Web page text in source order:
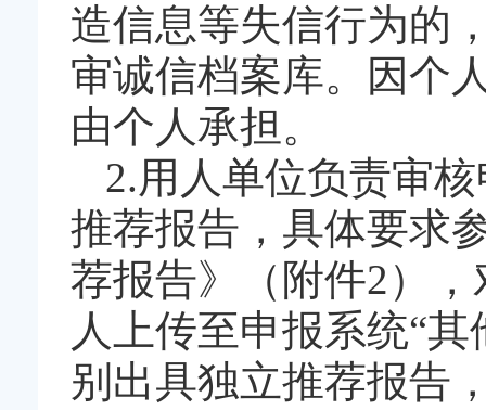
造信息等失信行为的
审诚信档案库。因个
由个人承担。
2.用人单位负责审
推荐报告，具体要求
荐报告》（附件2）
人上传至申报系统“
别出具独立推荐报告